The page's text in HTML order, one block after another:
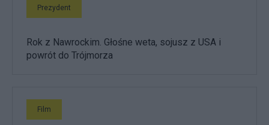
Prezydent
Rok z Nawrockim. Głośne weta, sojusz z USA i
powrót do Trójmorza
Film